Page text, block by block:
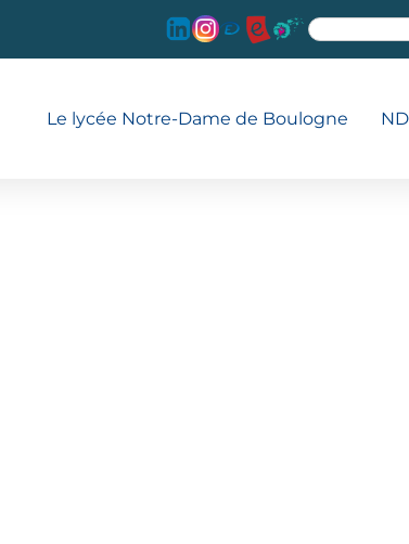
Le lycée Notre-Dame de Boulogne